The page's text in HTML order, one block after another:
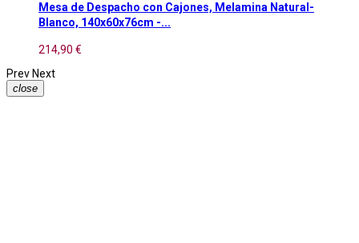
Mesa de Despacho con Cajones, Melamina Natural-
Blanco, 140x60x76cm -...
214,90 €
Prev Next
close